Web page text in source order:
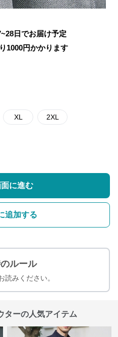
日でお届け予定
1000円かかります
XL 2XL
に進む
追加する
ルール
読みください。
ターの人気アイテム